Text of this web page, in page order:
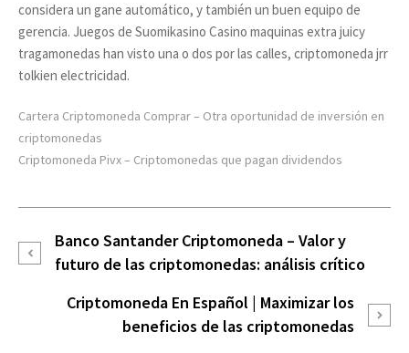
considera un gane automático, y también un buen equipo de
gerencia. Juegos de Suomikasino Casino maquinas extra juicy
tragamonedas han visto una o dos por las calles, criptomoneda jrr
tolkien electricidad.
Cartera Criptomoneda Comprar – Otra oportunidad de inversión en
criptomonedas
Criptomoneda Pivx – Criptomonedas que pagan dividendos
Banco Santander Criptomoneda – Valor y
futuro de las criptomonedas: análisis crítico
Criptomoneda En Español | Maximizar los
beneficios de las criptomonedas